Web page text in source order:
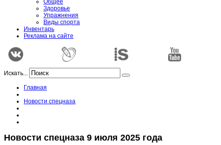
Общее
Здоровье
Упражнения
Виды спорта
Инвентарь
Реклама на сайте
Искать...
Главная
Новости спецназа
Новости спецназа 9 июля 2025 года